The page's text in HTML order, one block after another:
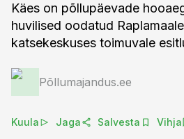
Käes on põllupäevade
huvilised oodatud
katsekeskuses toimuvale
Põllumajandus.ee
Kuula Jaga Salvesta Vihja